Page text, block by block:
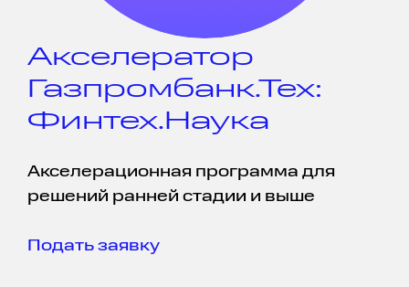
Акселератор
Газпромбанк.Тех:
Финтех.Наука
Акселерационная программа для
решений ранней стадии и выше
Подать заявку